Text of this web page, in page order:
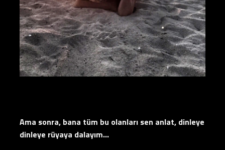
Ama sonra, bana tüm bu olanları sen anlat, dinleye
dinleye rüyaya dalayım…